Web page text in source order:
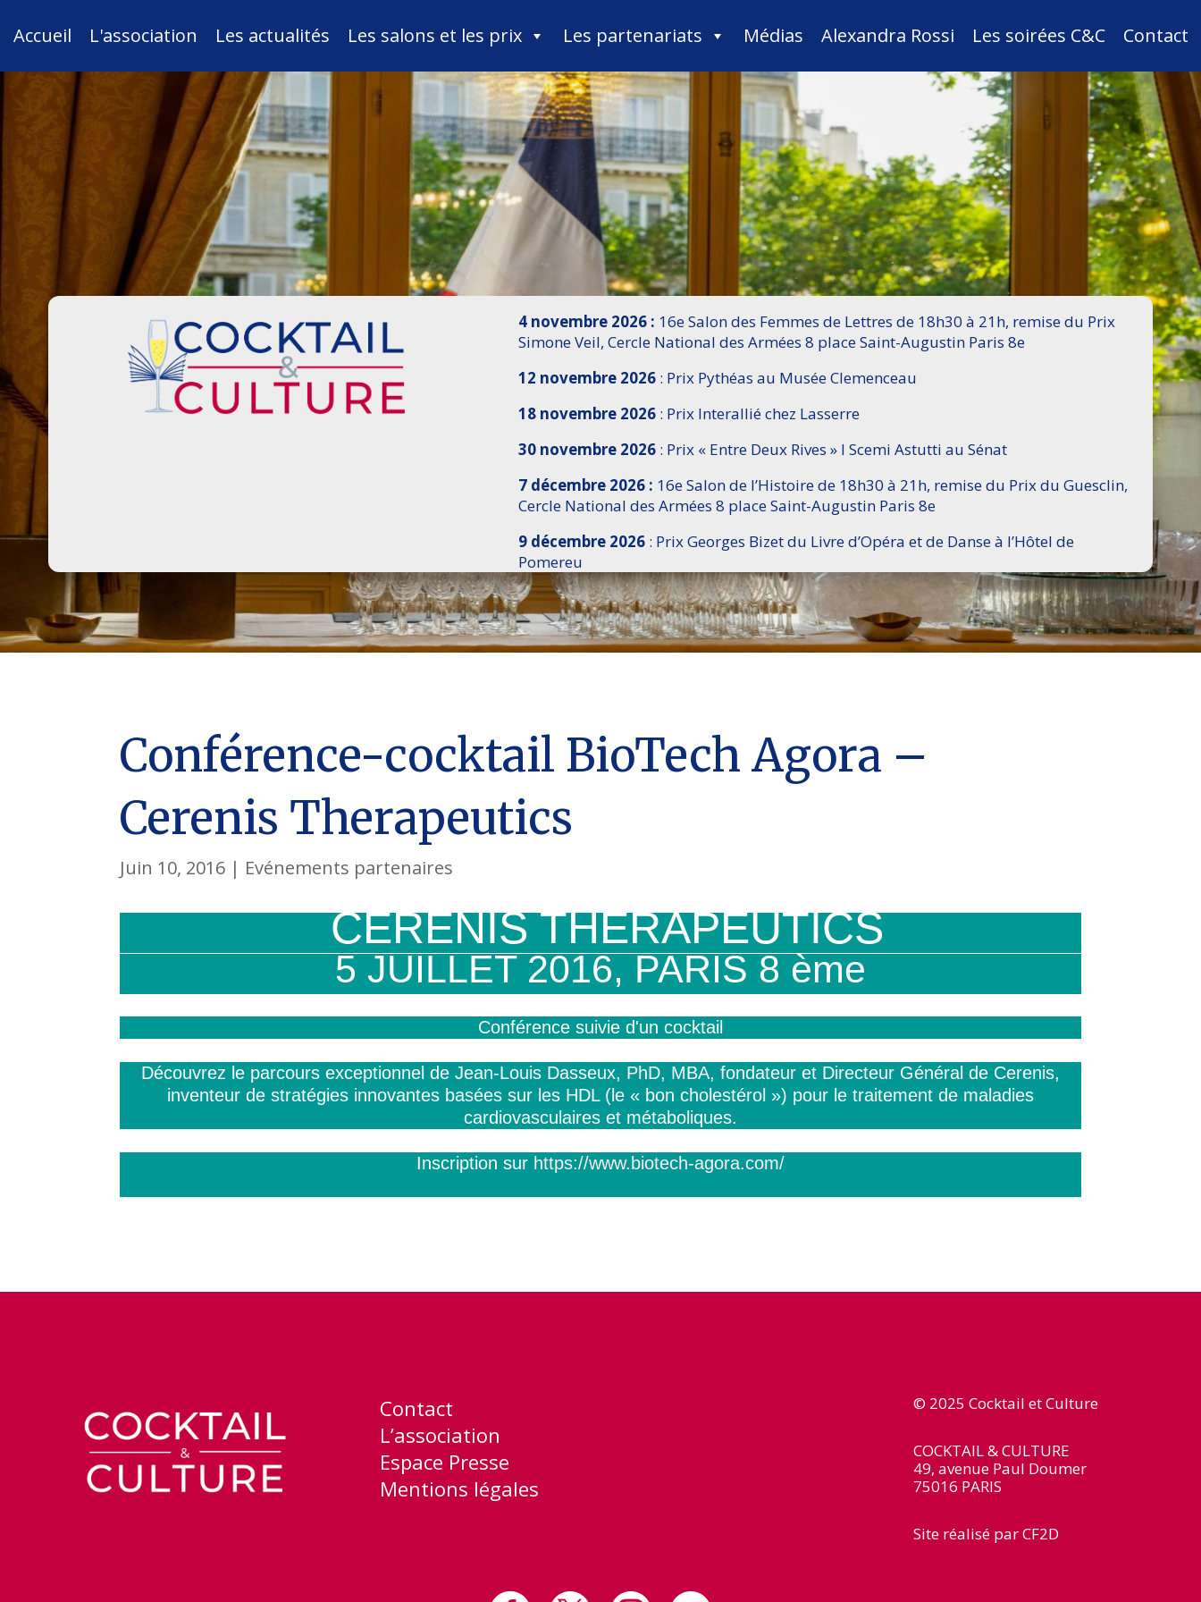
Accueil L'association Les actualités Les salons et les prix Les partenariats Médias Alexandra Rossi Les soirées C&C Contact
4 novembre 2026 : 16e Salon des Femmes de Lettres de 18h30 à 21h, remise du Prix
Simone Veil, Cercle National des Armées 8 place Saint-Augustin Paris 8e
12 novembre 2026: Prix Pythéas au Musée Clemenceau
18 novembre 2026: Prix Interallié chez Lasserre
30 novembre 2026: Prix « Entre Deux Rives » I Scemi Astutti au Sénat
7 décembre 2026 : 16e Salon de l’Histoire de 18h30 à 21h, remise du Prix du Guesclin,
Cercle National des Armées 8 place Saint-Augustin Paris 8e
9 décembre 2026: Prix Georges Bizet du Livre d’Opéra et de Danse à l’Hôtel de
Pomereu
Conférence-cocktail BioTech Agora –
Cerenis Therapeutics
Juin 10, 2016 | Evénements partenaires
CERENIS THERAPEUTICS
5 JUILLET 2016, PARIS 8 ème
Conférence suivie d'un cocktail
Découvrez le parcours exceptionnel de Jean-Louis Dasseux, PhD, MBA, fondateur et Directeur Général de Cerenis,
inventeur de stratégies innovantes basées sur les HDL (le « bon cholestérol ») pour le traitement de maladies
cardiovasculaires et métaboliques.
Inscription sur https://www.biotech-agora.com/
Contact
L’association
Espace Presse
Mentions légales
© 2025 Cocktail et Culture
COCKTAIL & CULTURE
49, avenue Paul Doumer
75016 PARIS
Site réalisé parCF2D